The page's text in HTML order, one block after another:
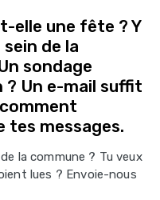
elle une fête ? Y
de la
sondage
? Un e-mail suffit
tes messages.
la commune ? Tu veux
lues ? Envoie-nous